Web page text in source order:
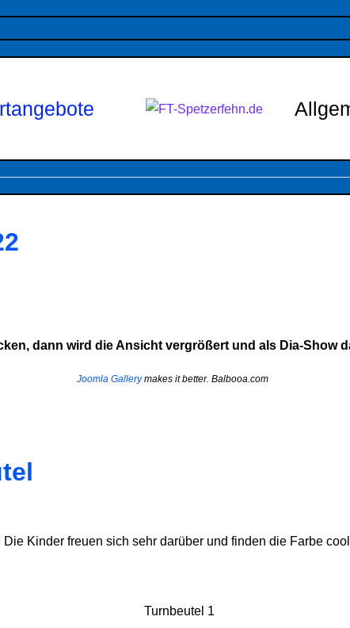
dann wird die Ansicht vergrößert und als Dia-Show
Joomla Gallerymakes it better. Balbooa.com
Die Kinder freuen sich sehr darüber und finden die Farbe